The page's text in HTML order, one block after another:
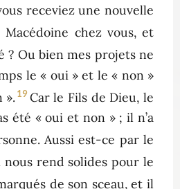
receviez une nouvelle
chez vous, et
Ou bien mes projets ne
le « oui » et le « non »
». 19 Car le Fils de Dieu, le
été « oui et non » ; il n’a
Aussi est-ce par le
nous rend solides pour le
de son sceau, et il